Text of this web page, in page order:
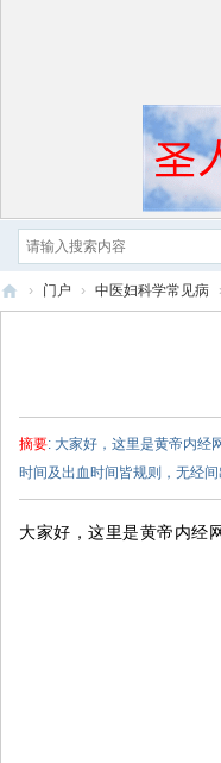
› 门户 › 中医妇科学常见病
摘要: 大家好，这里是黄帝内经
时间及出血时间皆规则，无经
大家好，这里是黄帝内经